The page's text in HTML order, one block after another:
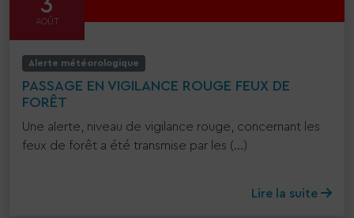
3
AOÛT
Alerte météorologique
PASSAGE EN VIGILANCE ROUGE FEUX DE
FORÊT
Une alerte, niveau de vigilance rouge, concernant les
feux de forêt a été transmise par les (...)
Lire la suite